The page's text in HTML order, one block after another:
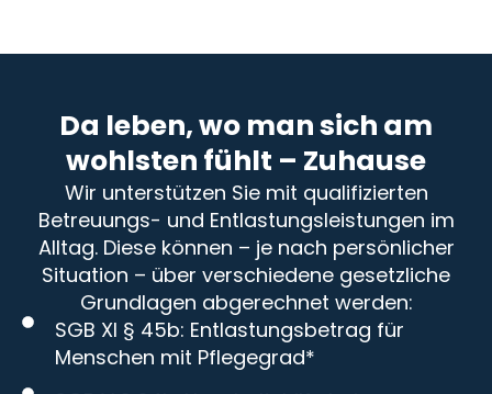
Da leben, wo man sich am
wohlsten fühlt – Zuhause
Wir unterstützen Sie mit qualifizierten
Betreuungs- und Entlastungsleistungen im
Alltag. Diese können – je nach persönlicher
Situation – über verschiedene gesetzliche
Grundlagen abgerechnet werden:
SGB XI § 45b: Entlastungsbetrag für
Menschen mit Pflegegrad*